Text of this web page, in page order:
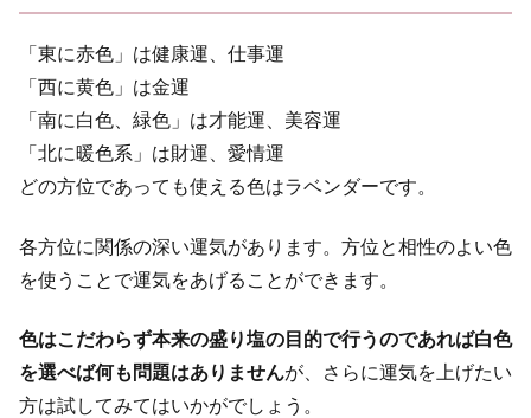
「東に赤色」は健康運、仕事運
「西に黄色」は金運
「南に白色、緑色」は才能運、美容運
「北に暖色系」は財運、愛情運
どの方位であっても使える色はラベンダーです。
各方位に関係の深い運気があります。方位と相性のよい色
を使うことで運気をあげることができます。
色はこだわらず本来の盛り塩の目的で行うのであれば白色
を選べば何も問題はありませんが、さらに運気を上げたい
方は試してみてはいかがでしょう。